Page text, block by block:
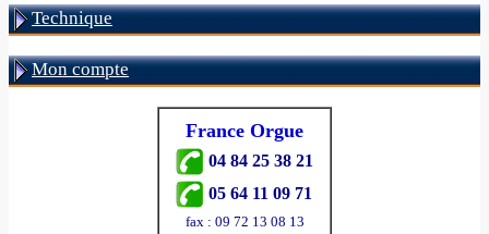
Technique
Mon compte
France Orgue
04 84 25 38 21
05 64 11 09 71
fax : 09 72 13 08 13